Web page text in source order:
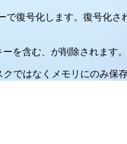
復号化します。復号化
を含む、が削除されます。
ではなくメモリにのみ保存